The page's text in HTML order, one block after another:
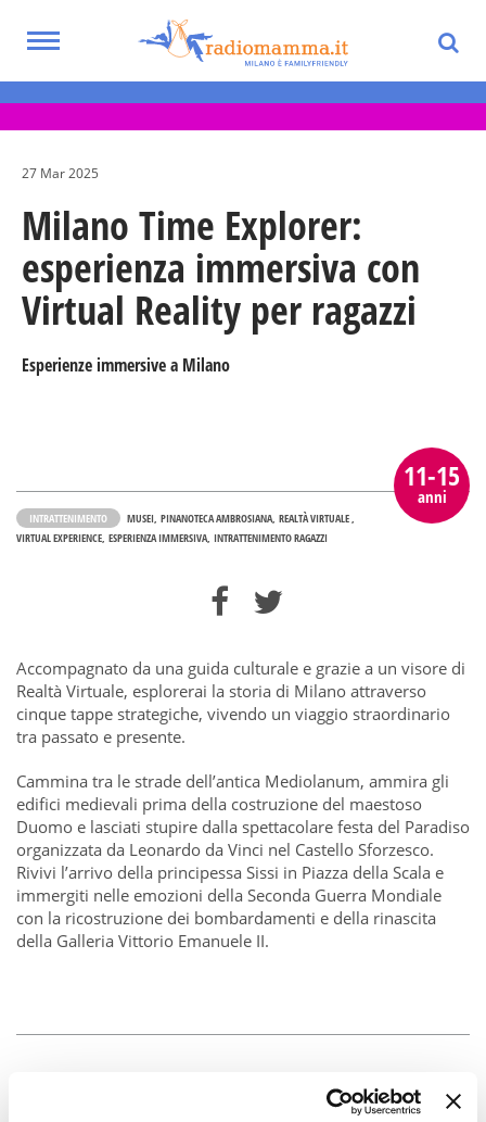
main
Toggle
Eventi per bambini, ragazzi e adolescenti
nella Città Metropolitana di Milano
27 Mar 2025
Milano Time Explorer:
esperienza immersiva con
Virtual Reality per ragazzi
Esperienze immersive a Milano
11-15
anni
INTRATTENIMENTO MUSEI PINANOTECA AMBROSIANA REALTÀ VIRTUALE
VIRTUAL EXPERIENCE ESPERIENZA IMMERSIVA INTRATTENIMENTO RAGAZZI
Accompagnato da una guida culturale e grazie a un visore di
Realtà Virtuale, esplorerai la storia di Milano attraverso
cinque tappe strategiche, vivendo un viaggio straordinario
tra passato e presente.
Cammina tra le strade dell’antica Mediolanum, ammira gli
edifici medievali prima della costruzione del maestoso
Duomo e lasciati stupire dalla spettacolare festa del Paradiso
organizzata da Leonardo da Vinci nel Castello Sforzesco.
Rivivi l’arrivo della principessa Sissi in Piazza della Scala e
immergiti nelle emozioni della Seconda Guerra Mondiale
con la ricostruzione dei bombardamenti e della rinascita
della Galleria Vittorio Emanuele II.